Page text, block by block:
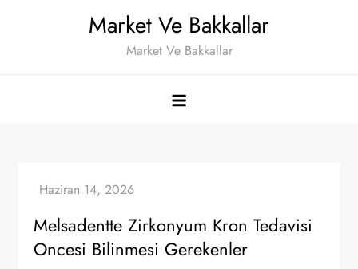
Market Ve Bakkallar
Market Ve Bakkallar
Melsadentte Zirkonyum Kron Tedavisi
Oncesi Bilinmesi Gerekenler